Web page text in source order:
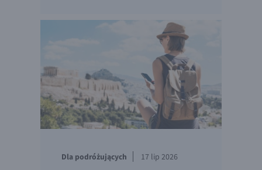
Dla podróżujących 17 lip 2026